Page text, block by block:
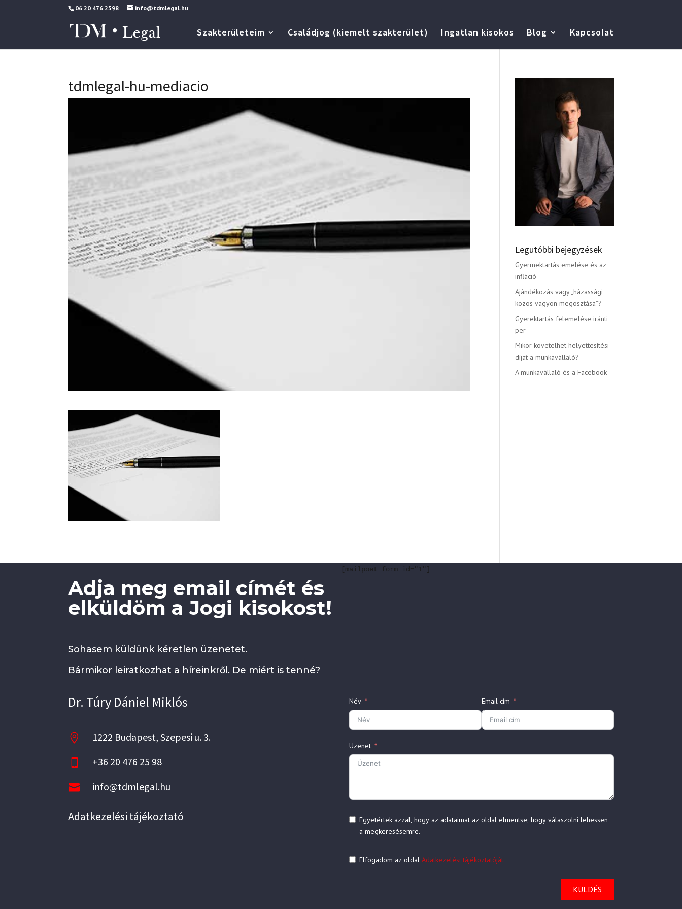
06 20 476 2598 info@tdmlegal.hu
Szakterületeim Családjog (kiemelt szakterület) Ingatlan kisokos Blog Kapcsolat
tdmlegal-hu-mediacio
Legutóbbi bejegyzések
Gyermektartás emelése és az
infláció
Ajándékozás vagy „házassági
közös vagyon megosztása”?
Gyerektartás felemelése iránti
per
Mikor követelhet helyettesítési
díjat a munkavállaló?
A munkavállaló és a Facebook
Adja meg email címét és
elküldöm a Jogi kisokost!
Sohasem küldünk kéretlen üzenetet.
Bármikor leiratkozhat a híreinkről. De miért is tenné?
[mailpoet_form id="1"]
Dr. Túry Dániel Miklós
 1222 Budapest, Szepesi u. 3.
 +36 20 476 25 98
 info@tdmlegal.hu
Adatkezelési tájékoztató
Név Email cím
Üzenet
Egyetértek azzal, hogy az adataimat az oldal elmentse, hogy válaszolni lehessen
a megkeresésemre.
Elfogadom az oldalAdatkezelési tájékoztatóját.
KÜLDÉS